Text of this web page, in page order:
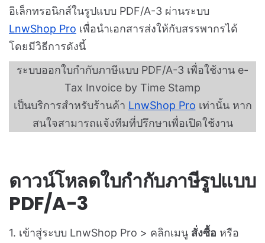
อิเล็กทรอนิกส์ในรูปแบบ PDF/A-3 ผ่านระบบ
LnwShop Pro เพื่อนำเอกสารส่งให้กับสรรพากรได้
โดยมีวิธีการดังนี้
ระบบออกใบกำกับภาษีแบบ PDF/A-3 เพื่อใช้งาน e-
Tax Invoice by Time Stamp
เป็นบริการสำหรับร้านค้า LnwShop Pro เท่านั้น หาก
สนใจสามารถแจ้งทีมที่ปรึกษาเพื่อเปิดใช้งาน
ดาวน์โหลดใบกำกับภาษีรูปแบบ
PDF/A-3
1. เข้าสู่ระบบ LnwShop Pro > คลิกเมนู สั่งซื้อ หรือ